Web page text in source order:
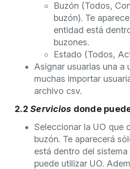
Buzón (Todos,
buzón). Te
entidad está
buzones.
Estado (Todos,
Asignar usuarias una a
muchas importar
archivo csv.
2.2 Servicios donde
Seleccionar la UO que
buzón. Te aparecerá
está dentro del
puede utilizar UO.